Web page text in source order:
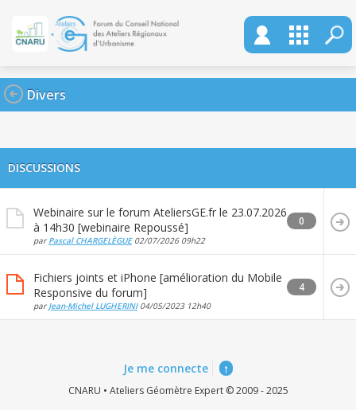
Divers
DISCUSSIONS
Webinaire sur le forum AteliersGE.fr le 23.07.2026
à 14h30 [webinaire Repoussé]
par Pascal CHARGELÈGUE02/07/2026 09h22
0
Fichiers joints et iPhone [amélioration du Mobile
Responsive du forum]
par Jean-Michel LUGHERINI04/05/2023 12h40
4
Je me connecte ↑
CNARU • Ateliers Géomètre Expert © 2009 - 2025